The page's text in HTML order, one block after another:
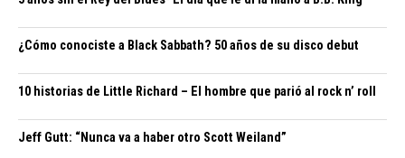
¿Cómo conociste a Black Sabbath? 50 años de su disco debut
10 historias de Little Richard – El hombre que parió al rock n’ roll
Jeff Gutt: “Nunca va a haber otro Scott Weiland”